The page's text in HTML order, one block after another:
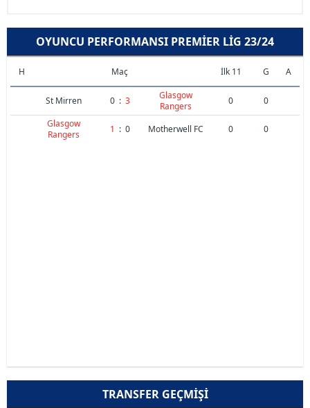
OYUNCU PERFORMANSI PREMIER LIG 23/24
H Maç İlk 11 G A
St Mirren 0 : 3
Glasgow
Rangers
0
0
Glasgow
Rangers
1 : 0 Motherwell FC 0 0
TRANSFER GEÇMIŞI